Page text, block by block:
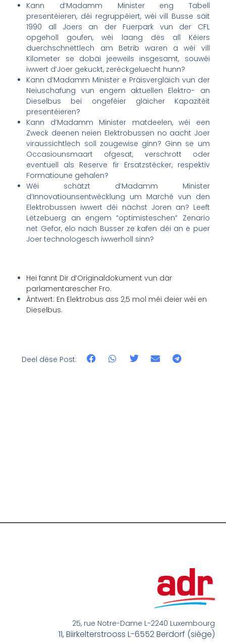
Kann d’Madamm Minister eng Tabell
presentéieren, déi regruppéiert, wéi vill Busse säit
1990 all Joers an der Fuerpark vun der CFL
opgeholl goufen, wéi laang dës all Kéiers
duerchschnëttlech am Betrib waren a wéi vill
Kilometer se dobäi jeeweils insgesamt, souwéi
iwwert d’Joer gekuckt, zeréckgeluecht hunn?
Kann d’Madamm Minister e Präisvergläich vun der
Neiuschafung vun engem aktuellen Elektro- an
Dieselbus bei ongeféier gläicher Kapazitéit
presentéieren?
Kann d’Madamm Minister matdeelen, wéi een
Zweck deenen neien Elektrobussen no aacht Joer
viraussichtlech soll zougewise ginn? Ginn se um
Occasiounsmaart ofgesat, verschrott oder
eventuell als Reserve fir Ersatzstécker, respektiv
Formatioune gehalen?
Wéi schätzt d’Madamm Minister
d’Innovatiounsentwécklung um Marché vun den
Elektrobussen iwwert déi nächst Joren an? Leeft
Lëtzebuerg an engem “optimisteschen” Zenario
net Gefor, elo nach Busser ze kafen déi an e puer
Joer technologesch iwwerholl sinn?
Hei fannt Dir d’Originaldokument vun där
parlamentarescher Fro.
Äntwert: En Elektrobus ass 2,5 mol méi deier wéi en
Dieselbus.
Deel dëse Post:
25, rue Notre-Dame L-2240 Luxembourg
11, Biirkelterstrooss L-6552 Berdorf (siège)